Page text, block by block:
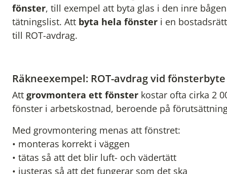
fönster, till exempel att byta glas i den inre
tätningslist. Att byta hela fönster i en
till ROT-avdrag.
Räkneexempel: ROT-avdrag vid fönsterbyte
Att grovmontera ett fönster kostar ofta cirka 2
fönster i arbetskostnad, beroende på
Med grovmontering menas att fönstret:
• monteras korrekt i väggen
• tätas så att det blir luft- och vädertätt
• justeras så att det fungerar som det ska